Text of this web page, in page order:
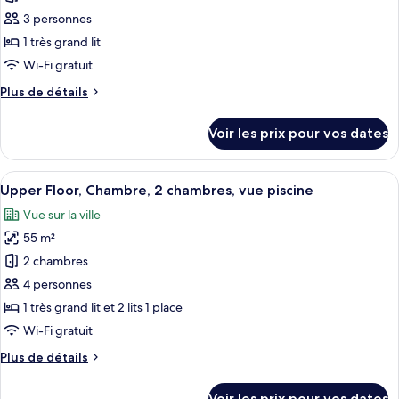
ce
type
de
chambre :
Suite
3 personnes
1 très grand lit
Wi-Fi gratuit
Plus de détails
Plus
le
type
de
chambre
Suite
(Cloud
Terrace)
Voir les prix pour vos dates
Afficher
toutes
les
photos
pour
ce
type
de
chambre :
Upper
Une chambre d’hôtel moderne
5
Upper Floor, Chambre, 2 chambres, vue piscine
Vue sur la ville
55 m²
2 chambres
4 personnes
1 très grand lit et 2 lits 1 place
Wi-Fi gratuit
Plus de détails
Plus